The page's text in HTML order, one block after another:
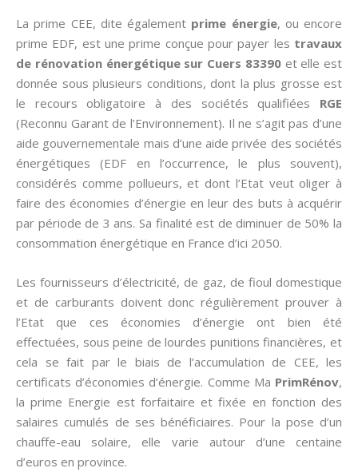
La prime CEE, dite également prime énergie, ou encore
prime EDF, est une prime conçue pour payer les travaux
de rénovation énergétique sur Cuers 83390et elle est
donnée sous plusieurs conditions, dont la plus grosse est
le recours obligatoire à des sociétés qualifiées RGE
(Reconnu Garant de l’Environnement). Il ne s’agit pas d’une
aide gouvernementale mais d’une aide privée des sociétés
énergétiques (EDF en l’occurrence, le plus souvent),
considérés comme pollueurs, et dont l’Etat veut oliger à
faire des économies d’énergie en leur des buts à acquérir
par période de 3 ans. Sa finalité est de diminuer de 50% la
consommation énergétique en France d’ici 2050.
Les fournisseurs d’électricité, de gaz, de fioul domestique
et de carburants doivent donc régulièrement prouver à
l’Etat que ces économies d’énergie ont bien été
effectuées, sous peine de lourdes punitions financières, et
cela se fait par le biais de l’accumulation de CEE, les
certificats d’économies d’énergie. Comme Ma PrimRénov,
la prime Energie est forfaitaire et fixée en fonction des
salaires cumulés de ses bénéficiaires. Pour la pose d’un
chauffe-eau solaire, elle varie autour d’une centaine
d’euros en province.